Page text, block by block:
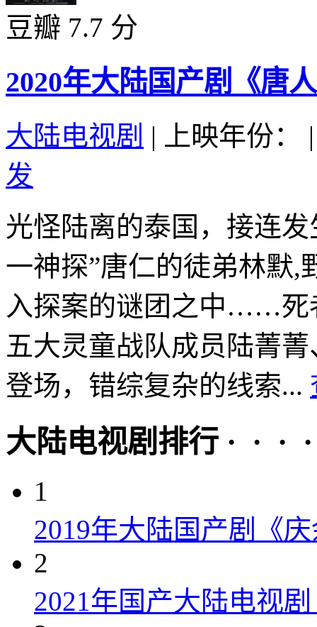
豆瓣 7.7 分
2020年大陆国产剧《唐
大陆电视剧 | 上映年份：
|
发
光怪陆离的泰国，接连
一神探”唐仁的徒弟林默,
入探案的谜团之中……死
五大灵童战队成员陆菁
登场，错综复杂的线索...
大陆电视剧排行 · · ·
1
2019年大陆国产剧《
2
2021年国产大陆电视